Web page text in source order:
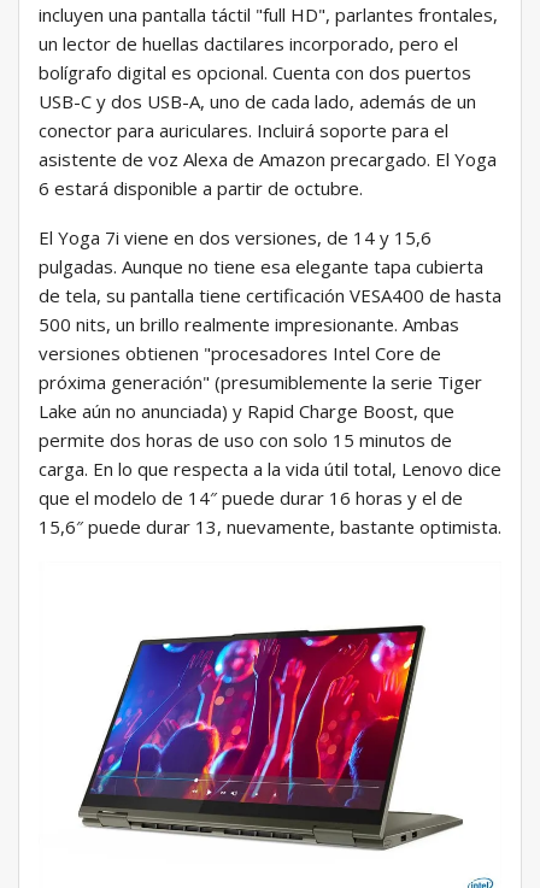
incluyen una pantalla táctil "full HD", parlantes frontales,
un lector de huellas dactilares incorporado, pero el
bolígrafo digital es opcional. Cuenta con dos puertos
USB-C y dos USB-A, uno de cada lado, además de un
conector para auriculares. Incluirá soporte para el
asistente de voz Alexa de Amazon precargado. El Yoga
6 estará disponible a partir de octubre.
El Yoga 7i viene en dos versiones, de 14 y 15,6
pulgadas. Aunque no tiene esa elegante tapa cubierta
de tela, su pantalla tiene certificación VESA400 de hasta
500 nits, un brillo realmente impresionante. Ambas
versiones obtienen "procesadores Intel Core de
próxima generación" (presumiblemente la serie Tiger
Lake aún no anunciada) y Rapid Charge Boost, que
permite dos horas de uso con solo 15 minutos de
carga. En lo que respecta a la vida útil total, Lenovo dice
que el modelo de 14″ puede durar 16 horas y el de
15,6″ puede durar 13, nuevamente, bastante optimista.